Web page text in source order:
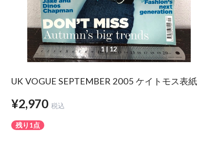
1| 12
UK VOGUE SEPTEMBER 2005 ケイトモス表紙
¥2,970 税込
残り1点